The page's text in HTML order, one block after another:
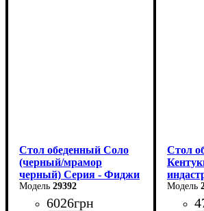
Стол обеденный Соло
(черный/мрамор
черный) Серия - Фиджи
29392
6026грн
Стол